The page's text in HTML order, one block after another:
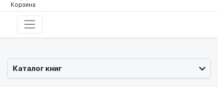
Корзина
Каталог книг